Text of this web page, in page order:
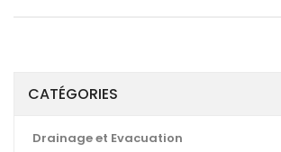
CATÉGORIES
Drainage et Evacuation